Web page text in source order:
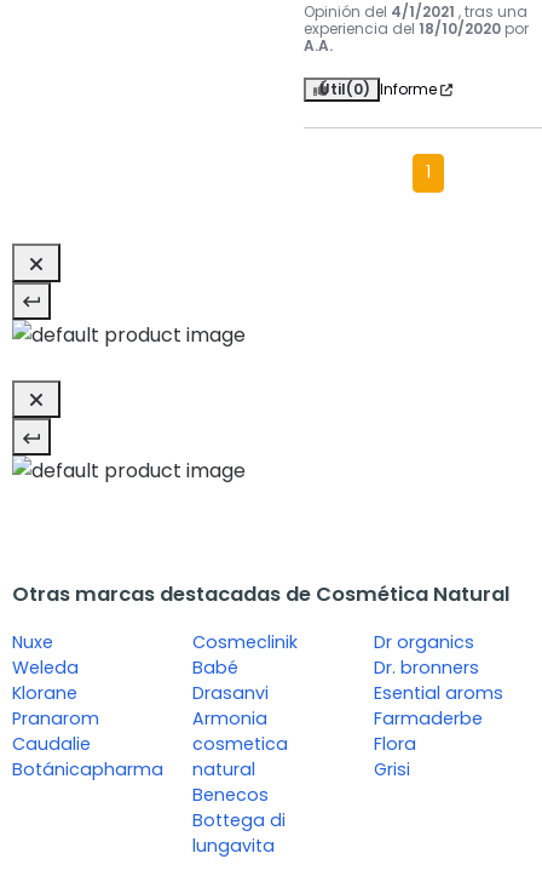
Opinión del 4/1/2021 , tras una
experiencia del 18/10/2020 por
A.A.
Útil(0) Informe
1
Otras marcas destacadas de Cosmética Natural
Nuxe
Weleda
Klorane
Pranarom
Caudalie
Botánicapharma
Cosmeclinik
Babé
Drasanvi
Armonia
cosmetica
natural
Benecos
Bottega di
lungavita
Dr organics
Dr. bronners
Esential aroms
Farmaderbe
Flora
Grisi